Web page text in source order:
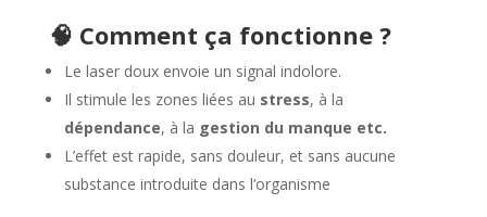
🧠 Comment ça fonctionne ?
Le laser doux envoie un signal indolore.
Il stimule les zones liées au stress, à la
dépendance, à la gestion du manque etc.
L’effet est rapide, sans douleur, et sans aucune
substance introduite dans l’organisme